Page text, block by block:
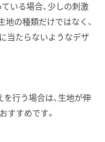
いる場合、少しの刺激
の種類だけではなく、
当たらないようなデザ
行う場合は、生地が伸
すすめです。